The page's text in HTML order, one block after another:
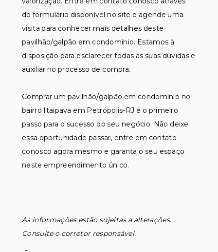
do formulário disponível no site e agende uma
visita para conhecer mais detalhes deste
pavilhão/galpão em condomínio. Estamos à
disposição para esclarecer todas as suas dúvidas e
auxiliar no processo de compra.
Comprar um pavilhão/galpão em condomínio no
bairro Itaipava em Petrópolis-RJ é o primeiro
passo para o sucesso do seu negócio. Não deixe
essa oportunidade passar, entre em contato
conosco agora mesmo e garanta o seu espaço
neste empreendimento único.
As informações estão sujeitas a alterações.
Consulte o corretor responsável.